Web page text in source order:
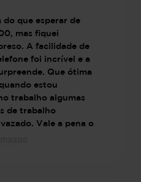
do que esperar de
mas fiquei
A facilidade de
foi incrível e a
Que ótima
estou
trabalho algumas
de trabalho
Vale a pena o